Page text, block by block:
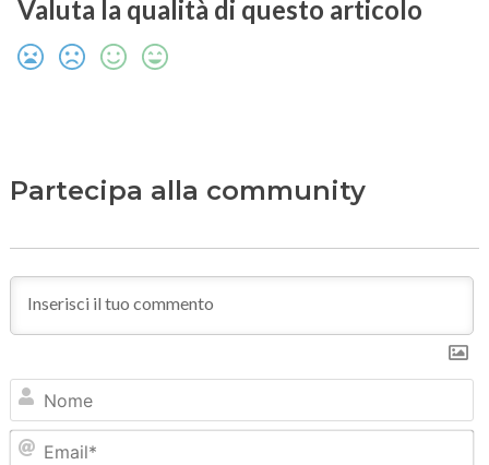
Valuta la qualità di questo articolo
Partecipa alla community